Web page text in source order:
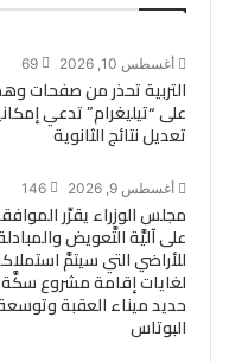
أغسطس 10, 2026 69
التربية تحذر من صفحات
على “تيليغرام” تدعي
تعديل نتائج الثانوية
أغسطس 9, 2026 146
مجلس الوزراء يقرِّر
على آليَّة التَّعويض
للأراضي التي سيتمَّ
لغايات إقامة مشروع سكَّة
حديد ميناء العقبة
البوتاس